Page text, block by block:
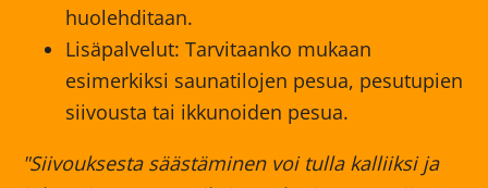
huolehditaan.
Lisäpalvelut: Tarvitaanko mukaan
esimerkiksi saunatilojen pesua, pesutupien
siivousta tai ikkunoiden pesua.
"Siivouksesta säästäminen voi tulla kalliiksi ja